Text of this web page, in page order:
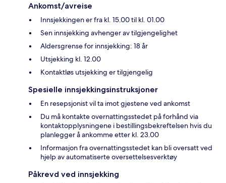
Ankomst/avreise
Innsjekkingen er fra kl. 15.00 til kl. 01.00
Sen innsjekking avhenger av tilgjengelighet
Aldersgrense for innsjekking: 18 år
Utsjekking kl. 12.00
Kontaktløs utsjekking er tilgjengelig
Spesielle innsjekkingsinstruksjoner
En resepsjonist vil ta imot gjestene ved ankomst
Du må kontakte overnattingsstedet på forhånd via
kontaktopplysningene i bestillingsbekreftelsen hvis du
planlegger å ankomme etter kl. 23.00
Informasjon fra overnattingsstedet kan bli oversatt ved
hjelp av automatiserte oversettelsesverktøy
Påkrevd ved innsjekking